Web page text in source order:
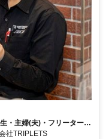
・主婦(夫)・フリーターが
社TRIPLETS